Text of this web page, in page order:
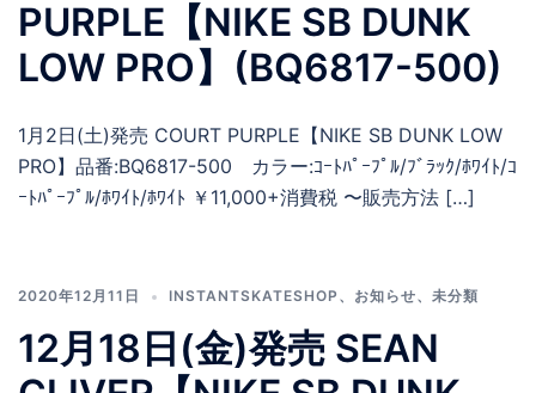
PURPLE【NIKE SB DUNK
LOW PRO】(BQ6817-500)
1月2日(土)発売 COURT PURPLE【NIKE SB DUNK LOW
PRO】品番:BQ6817-500 カラー:ｺｰﾄﾊﾟｰﾌﾟﾙ/ﾌﾞﾗｯｸ/ﾎﾜｲﾄ/ｺ
ｰﾄﾊﾟｰﾌﾟﾙ/ﾎﾜｲﾄ/ﾎﾜｲﾄ ￥11,000+消費税 〜販売方法 […]
2020年12月11日 INSTANTSKATESHOP 、 お知らせ、 未分類
12月18日(金)発売 SEAN